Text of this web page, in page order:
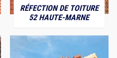
RÉFECTION DE TOITURE
52 HAUTE-MARNE